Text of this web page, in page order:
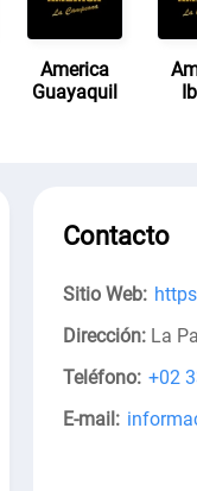
America
Guayaquil
Contacto
Sitio Web:
Dirección: La
Teléfono: +02
E-mail: